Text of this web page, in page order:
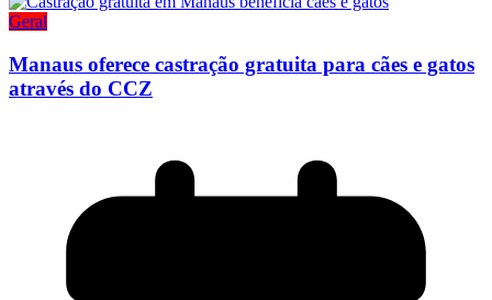
Geral
Manaus oferece castração gratuita para cães e gatos
através do CCZ